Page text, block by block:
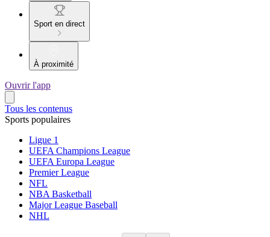
Sport en direct
À proximité
Ouvrir l'app
Tous les contenus
Sports populaires
Ligue 1
UEFA Champions League
UEFA Europa League
Premier League
NFL
NBA Basketball
Major League Baseball
NHL